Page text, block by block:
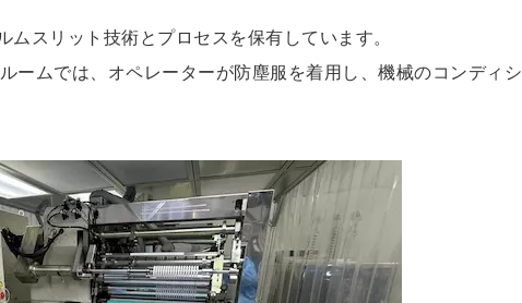
スリット技術とプロセスを保有しています。
ームでは、オペレーターが防塵服を着用し、機械のコンディシ